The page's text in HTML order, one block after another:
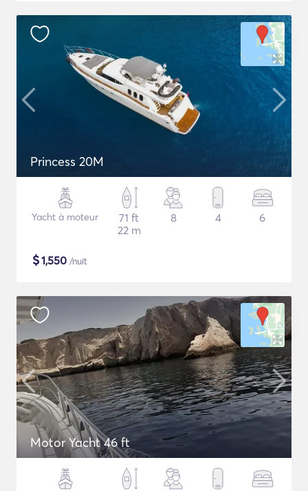
Princess 20M
Yacht à moteur
71 ft
22 m
8 4 6
$1,550 /nuit
Motor Yacht 46 ft